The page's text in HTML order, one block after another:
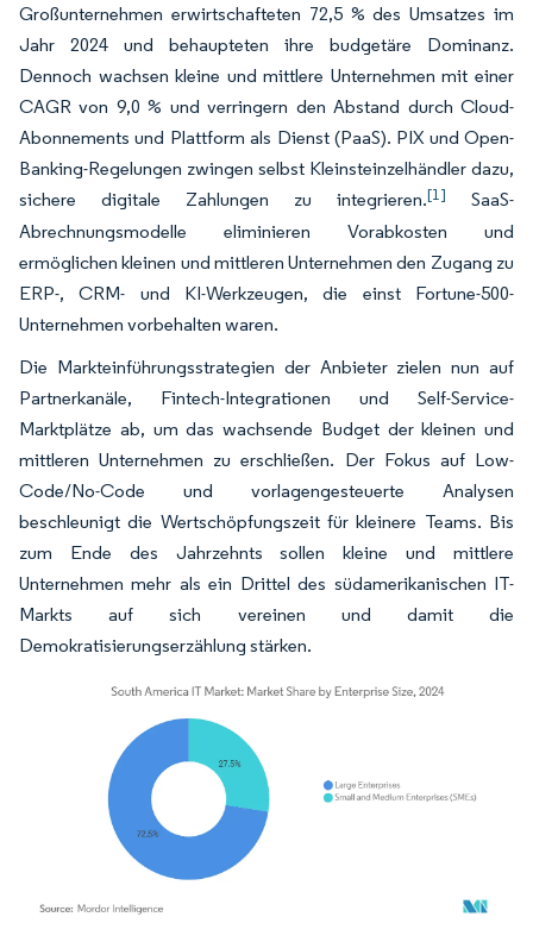
Großunternehmen erwirtschafteten 72,5 % des Umsatzes im
Jahr 2024 und behaupteten ihre budgetäre Dominanz.
Dennoch wachsen kleine und mittlere Unternehmen mit einer
CAGR von 9,0 % und verringern den Abstand durch Cloud-
Abonnements und Plattform als Dienst (PaaS). PIX und Open-
Banking-Regelungen zwingen selbst Kleinsteinzelhändler dazu,
sichere digitale Zahlungen zu integrieren.[1]
SaaS-
Abrechnungsmodelle eliminieren Vorabkosten und
ermöglichen kleinen und mittleren Unternehmen den Zugang zu
ERP-, CRM- und KI-Werkzeugen, die einst Fortune-500-
Unternehmen vorbehalten waren.
Die Markteinführungsstrategien der Anbieter zielen nun auf
Partnerkanäle, Fintech-Integrationen und Self-Service-
Marktplätze ab, um das wachsende Budget der kleinen und
mittleren Unternehmen zu erschließen. Der Fokus auf Low-
Code/No-Code und vorlagengesteuerte Analysen
beschleunigt die Wertschöpfungszeit für kleinere Teams. Bis
zum Ende des Jahrzehnts sollen kleine und mittlere
Unternehmen mehr als ein Drittel des südamerikanischen IT-
Markts auf sich vereinen und damit die
Demokratisierungserzählung stärken.